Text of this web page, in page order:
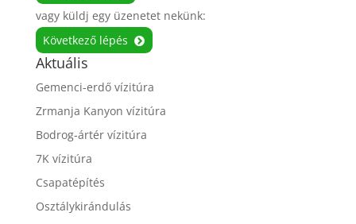
vagy küldj egy üzenetet nekünk:
Következő lépés
Aktuális
Gemenci-erdő vízitúra
Zrmanja Kanyon vízitúra
Bodrog-ártér vízitúra
7K vízitúra
Csapatépítés
Osztálykirándulás